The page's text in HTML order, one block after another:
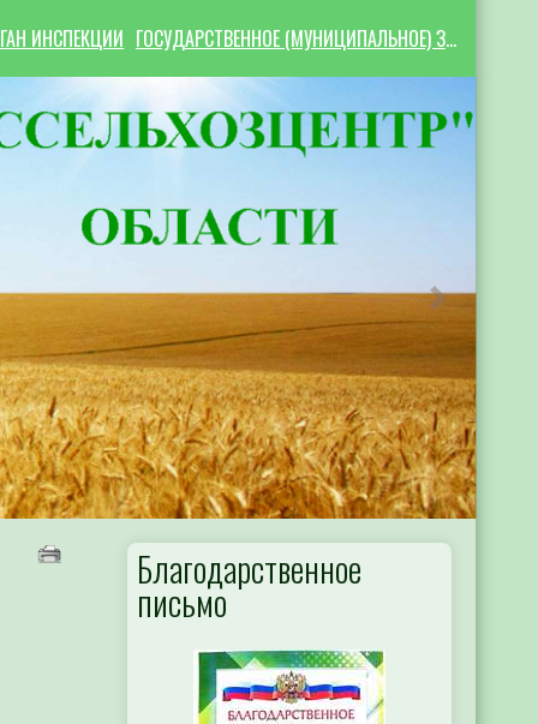
ИНСПЕКЦИИ ГОСУДАРСТВЕННОЕ (МУНИЦИПАЛЬНОЕ) ЗАДАНИЕ
Следующий
Благодарственное
письмо